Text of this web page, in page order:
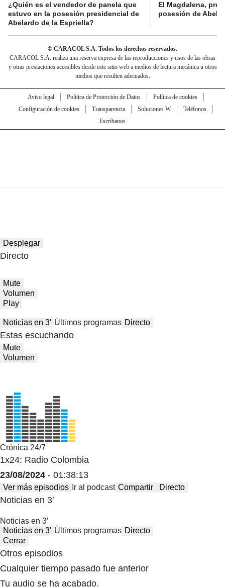
¿Quién es el vendedor de panela que
estuvo en la posesión presidencial de
Abelardo de la Espriella?
El Magdalena,
posesión de
© CARACOL S.A. Todos los derechos reservados.
CARACOL S.A. realiza una reserva expresa de las reproducciones y usos de las obras
y otras prestaciones accesibles desde este sitio web a medios de lectura mecánica u otros
medios que resulten adecuados.
Aviso legal Política de Protección de Datos
Política de cookies
Configuración de cookies
Transparencia Soluciones W
Teléfonos
Escríbanos
Desplegar
Directo
Mute
Volumen
Play
Noticias en 3′ Últimos programas Directo
Estas escuchando
Mute
Volumen
Crónica 24/7
1x24: Radio Colombia
23/08/2024 - 01:38:13
Ver más episodios Ir al podcast Compartir Directo
Noticias en 3′
Noticias en 3′
Noticias en 3′ Últimos programas Directo
Cerrar
Otros episodios
Cualquier tiempo pasado fue anterior
Tu audio se ha acabado.